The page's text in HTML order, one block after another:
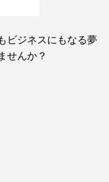
ビジネスにもなる夢
せんか？